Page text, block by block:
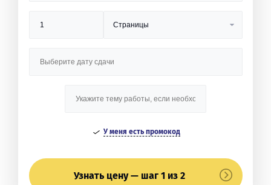
У меня есть промокод
Узнать цену — шаг 1 из 2